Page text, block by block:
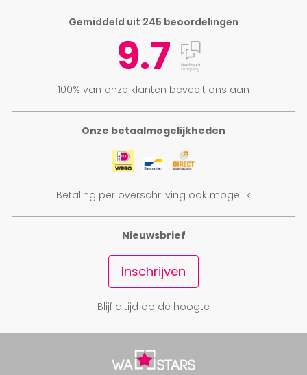
Onze betaalmogelijkheden
Betaling per overschrijving ook mogelijk
Gemiddeld uit 245 beoordelingen
9.7
100% van onze klanten beveelt ons aan
Nieuwsbrief
Inschrijven
Blijf altijd op de hoogte